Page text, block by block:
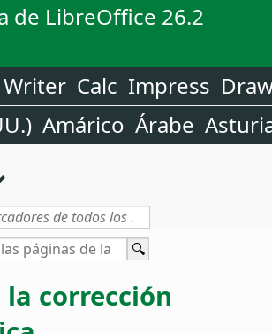
de LibreOffice 26.2
Writer Calc Impress
Amárico Árabe
la corrección